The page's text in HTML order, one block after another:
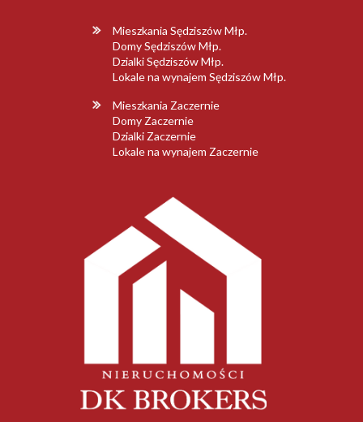
Mieszkania Sędziszów Młp.
Domy Sędziszów Młp.
Dzialki Sędziszów Młp.
Lokale na wynajem Sędziszów Młp.
Mieszkania Zaczernie
Domy Zaczernie
Dzialki Zaczernie
Lokale na wynajem Zaczernie